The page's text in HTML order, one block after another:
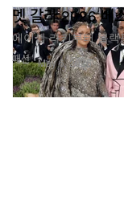
패션
멧 갈라 2026 베
에이셉 라키부터 블랙
May 6, 2026